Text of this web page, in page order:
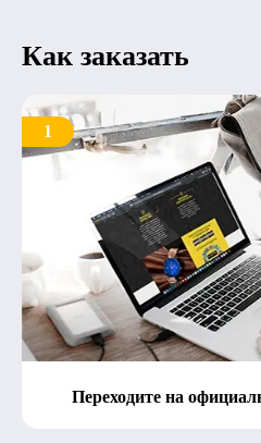
Как заказать
1
Переходите на